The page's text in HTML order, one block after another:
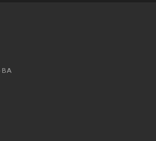
BA